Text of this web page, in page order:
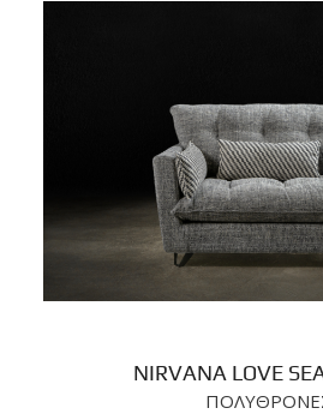
NIRVANA LOVE